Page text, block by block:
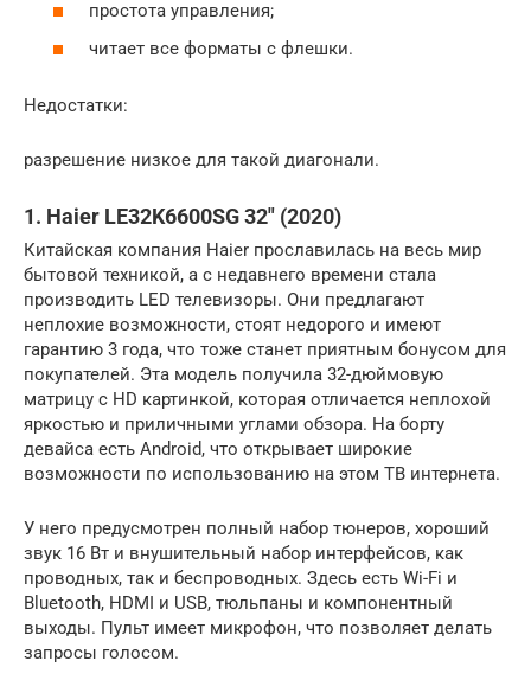
простота управления;
читает все форматы с флешки.
Недостатки:
разрешение низкое для такой диагонали.
1. Haier LE32K6600SG 32″ (2020)
Китайская компания Haier прославилась на весь мир
бытовой техникой, а с недавнего времени стала
производить LED телевизоры. Они предлагают
неплохие возможности, стоят недорого и имеют
гарантию 3 года, что тоже станет приятным бонусом для
покупателей. Эта модель получила 32-дюймовую
матрицу с HD картинкой, которая отличается неплохой
яркостью и приличными углами обзора. На борту
девайса есть Android, что открывает широкие
возможности по использованию на этом ТВ интернета.
У него предусмотрен полный набор тюнеров, хороший
звук 16 Вт и внушительный набор интерфейсов, как
проводных, так и беспроводных. Здесь есть Wi-Fi и
Bluetooth, HDMI и USB, тюльпаны и компонентный
выходы. Пульт имеет микрофон, что позволяет делать
запросы голосом.